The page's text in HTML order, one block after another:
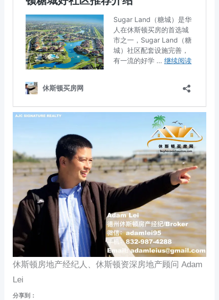
休斯顿房地产经纪人、休斯顿资深房地产顾问 Adam
Lei
分享到：